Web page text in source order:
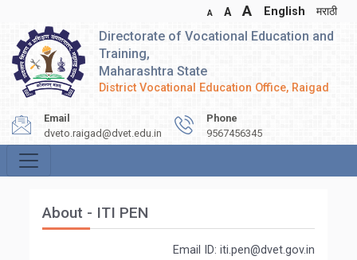
A A A English मराठी
Directorate of Vocational Education and
Training,
Maharashtra State
District Vocational Education Office, Raigad
Email
dveto.raigad@dvet.edu.in
Phone
9567456345
About - ITI PEN
Email ID: iti.pen@dvet.gov.in